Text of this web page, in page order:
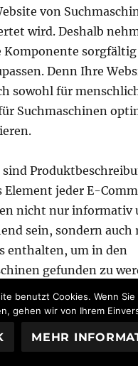
von
wird. Deshalb
Komponente
Denn Ihre
sowohl für
Suchmaschinen
sind
Element jeder E-
nicht nur informativ
sein, sondern auch
enthalten, um in den
gefunden zu
und SEO-
arbeiten wird
Keywords und
diese nahtlos in die
benutzt Cookies. Wenn
gehen wir von Ihrem
MEHR